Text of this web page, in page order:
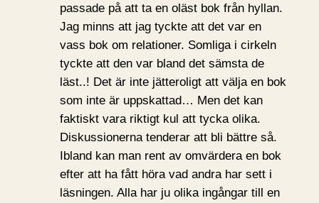
passade på att ta en oläst bok från hyllan.
Jag minns att jag tyckte att det var en
vass bok om relationer. Somliga i cirkeln
tyckte att den var bland det sämsta de
läst..! Det är inte jätteroligt att välja en bok
som inte är uppskattad… Men det kan
faktiskt vara riktigt kul att tycka olika.
Diskussionerna tenderar att bli bättre så.
Ibland kan man rent av omvärdera en bok
efter att ha fått höra vad andra har sett i
läsningen. Alla har ju olika ingångar till en